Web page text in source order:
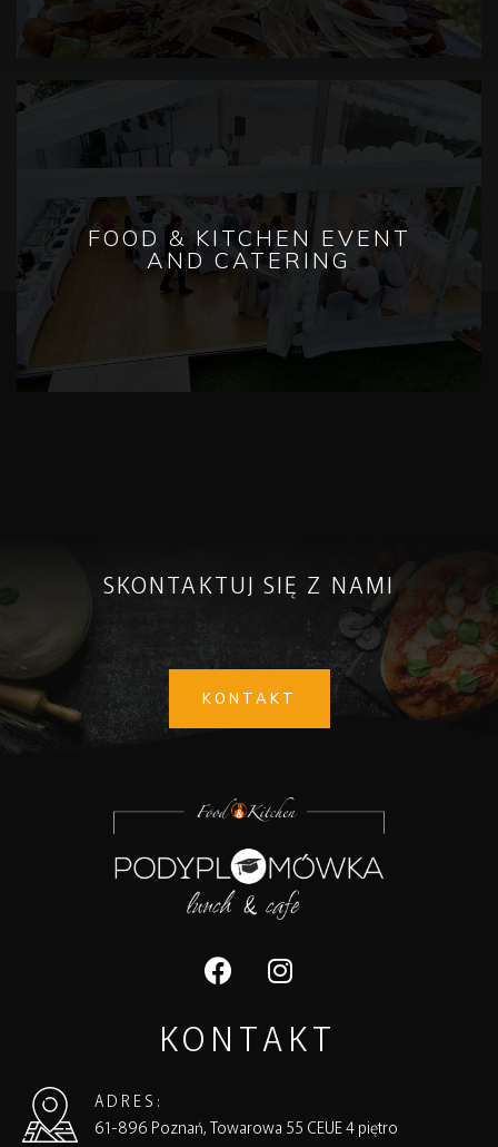
FOOD & KITCHEN EVENT
AND CATERING
SPRAWDŹ
SKONTAKTUJ SIĘ Z NAMI
KONTAKT
KONTAKT
ADRES:
61-896 Poznań, Towarowa 55 CEUE 4 piętro